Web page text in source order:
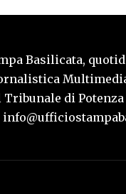
Basilicata,
Tribunale di Potenza